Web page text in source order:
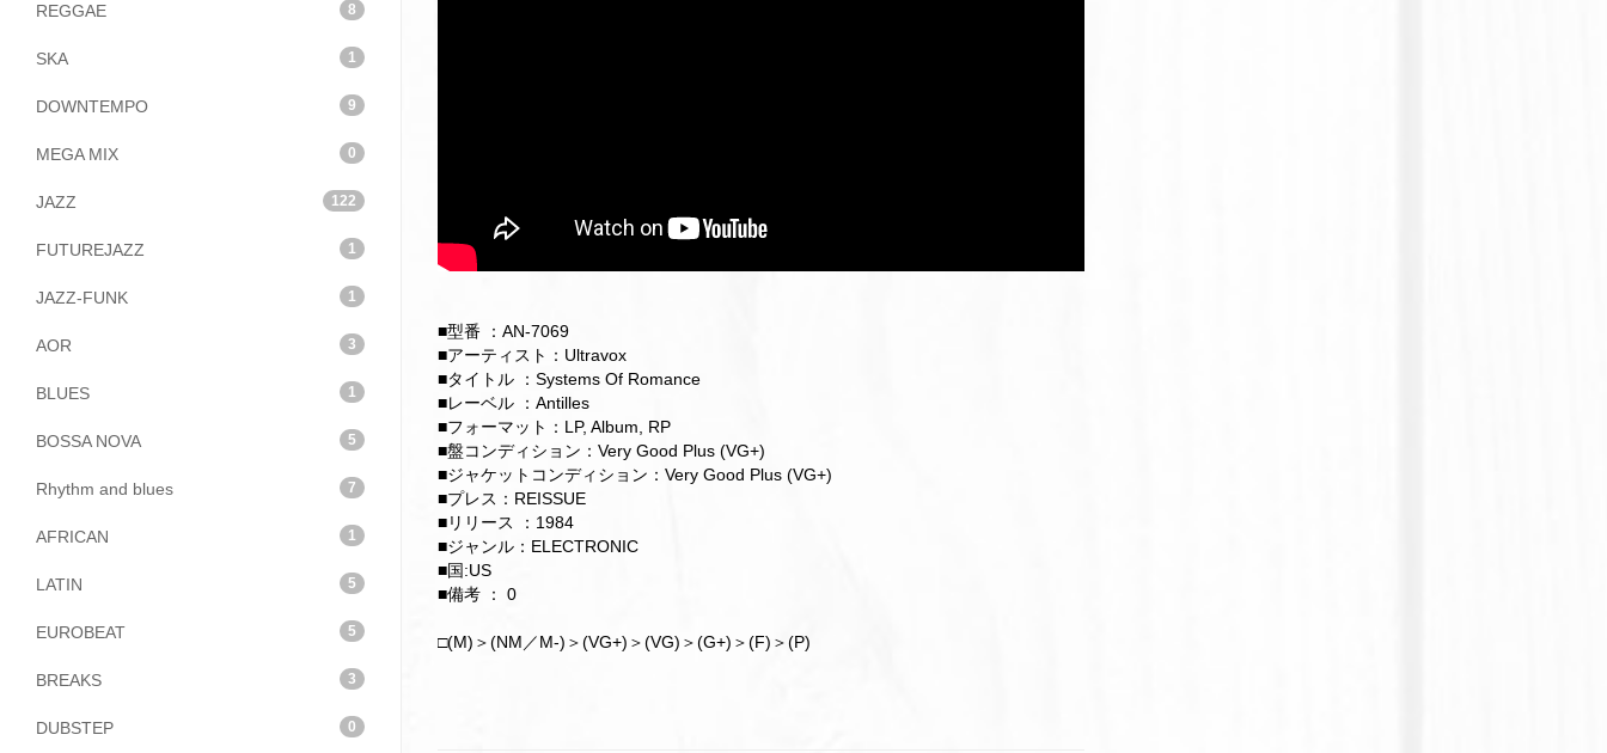
REGGAE 8
SKA 1
DOWNTEMPO 9
MEGA MIX 0
JAZZ 122
FUTUREJAZZ 1
JAZZ-FUNK 1
AOR 3
BLUES 1
BOSSA NOVA 5
Rhythm and blues 7
AFRICAN 1
LATIN 5
EUROBEAT 5
BREAKS 3
DUBSTEP 0
■型番 ：AN-7069
■アーティスト：Ultravox
■タイトル ：Systems Of Romance
■レーベル ：Antilles
■フォーマット：LP, Album, RP
■盤コンディション：Very Good Plus (VG+)
■ジャケットコンディション：Very Good Plus (VG+)
■プレス：REISSUE
■リリース ：1984
■ジャンル：ELECTRONIC
■国:US
■備考 ： 0
□(M)＞(NM／M-)＞(VG+)＞(VG)＞(G+)＞(F)＞(P)